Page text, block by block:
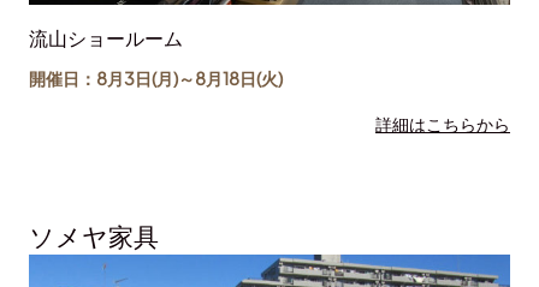
流山ショールーム
開催日：8月3日(月)～8月18日(火)
詳細はこちらから
ソメヤ家具